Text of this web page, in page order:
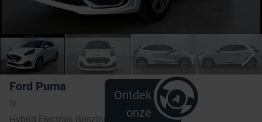
Ford Puma
fr
Ontdek
onze